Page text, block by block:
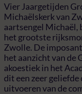
Vier Jaargetijden
Michaëlskerk van
aartsengel Michaël,
het grootste
Zwolle. De
het aanzicht van de
akoestiek in het
dit een zeer
uitvoeren van de